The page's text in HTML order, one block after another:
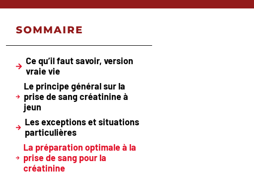
SOMMAIRE
Ce qu’il faut savoir, version
vraie vie
Le principe général sur la
prise de sang créatinine à
jeun
Les exceptions et situations
particulières
La préparation optimale à la
prise de sang pour la
créatinine